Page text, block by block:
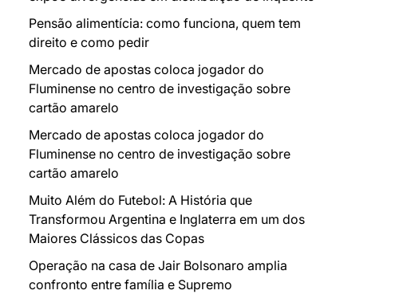
Pensão alimentícia: como funciona, quem tem
direito e como pedir
Mercado de apostas coloca jogador do
Fluminense no centro de investigação sobre
cartão amarelo
Mercado de apostas coloca jogador do
Fluminense no centro de investigação sobre
cartão amarelo
Muito Além do Futebol: A História que
Transformou Argentina e Inglaterra em um dos
Maiores Clássicos das Copas
Operação na casa de Jair Bolsonaro amplia
confronto entre família e Supremo